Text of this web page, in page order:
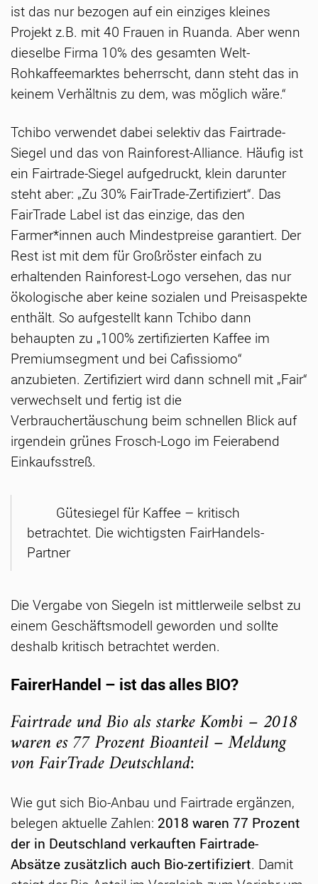
ist das nur bezogen auf ein einziges kleines
Projekt z.B. mit 40 Frauen in Ruanda. Aber wenn
dieselbe Firma 10% des gesamten Welt-
Rohkaffeemarktes beherrscht, dann steht das in
keinem Verhältnis zu dem, was möglich wäre.“
Tchibo verwendet dabei selektiv das Fairtrade-
Siegel und das von Rainforest-Alliance. Häufig ist
ein Fairtrade-Siegel aufgedruckt, klein darunter
steht aber: „Zu 30% FairTrade-Zertifiziert“. Das
FairTrade Label ist das einzige, das den
Farmer*innen auch Mindestpreise garantiert. Der
Rest ist mit dem für Großröster einfach zu
erhaltenden Rainforest-Logo versehen, das nur
ökologische aber keine sozialen und Preisaspekte
enthält. So aufgestellt kann Tchibo dann
behaupten zu „100% zertifizierten Kaffee im
Premiumsegment und bei Cafissiomo“
anzubieten. Zertifiziert wird dann schnell mit „Fair“
verwechselt und fertig ist die
Verbrauchertäuschung beim schnellen Blick auf
irgendein grünes Frosch-Logo im Feierabend
Einkaufsstreß.
Gütesiegel für Kaffee – kritisch
betrachtet. Die wichtigsten FairHandels-
Partner
Die Vergabe von Siegeln ist mittlerweile selbst zu
einem Geschäftsmodell geworden und sollte
deshalb kritisch betrachtet werden.
FairerHandel – ist das alles BIO?
Fairtrade und Bio als starke Kombi – 2018
waren es 77 Prozent Bioanteil – Meldung
von FairTrade Deutschland:
Wie gut sich Bio-Anbau und Fairtrade ergänzen,
belegen aktuelle Zahlen: 2018 waren 77 Prozent
der in Deutschland verkauften Fairtrade-
Absätze zusätzlich auch Bio-zertifiziert. Damit